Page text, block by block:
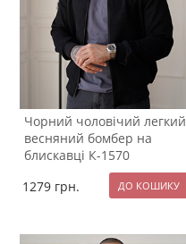
Чорний чоловічий легкий
весняний бомбер на
блискавці К-1570
1279 грн.